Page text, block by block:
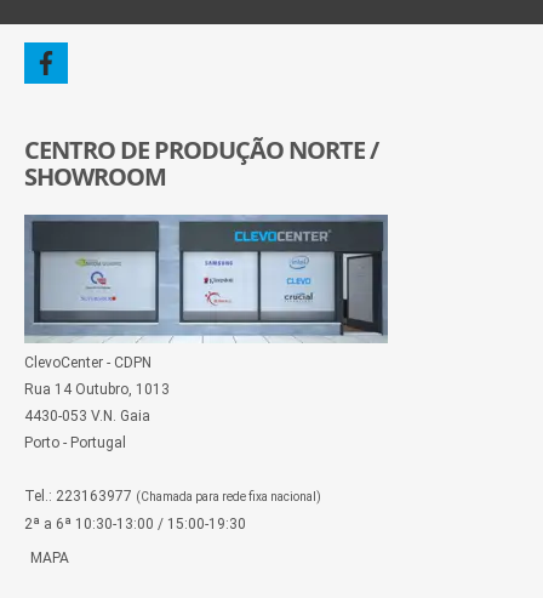
CENTRO DE PRODUÇÃO NORTE /
SHOWROOM
ClevoCenter - CDPN
Rua 14 Outubro, 1013
4430-053 V.N. Gaia
Porto - Portugal
Tel.: 223163977 (Chamada para rede fixa nacional)
2ª a 6ª 10:30-13:00 / 15:00-19:30
MAPA